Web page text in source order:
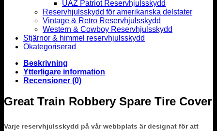
UAZ Patriot Reservhjulsskydd
Reservhjulsskydd för amerikanska delstater
Vintage & Retro Reservhjulsskydd
Western & Cowboy Reservhjulsskydd
Stjärnor & himmel reservhjulsskydd
Okategoriserad
Beskrivning
Ytterligare information
Recensioner (0)
Great Train Robbery Spare Tire Cover
Varje reservhjulsskydd på vår webbplats är designat för att